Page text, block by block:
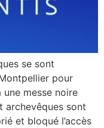
se sont
pour
une messe noire
archevêques sont
et bloqué l’accès